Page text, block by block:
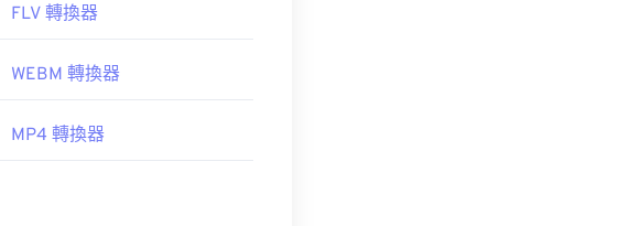
FLV 轉換器
WEBM 轉換器
MP4 轉換器